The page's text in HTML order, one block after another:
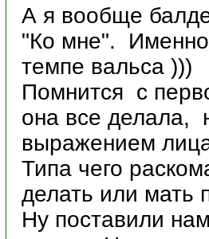
А я вообще
"Ко мне".
темпе вальса )))
Помнится с
она все делала,
выражением
Типа чего
делать или мать
Ну поставили